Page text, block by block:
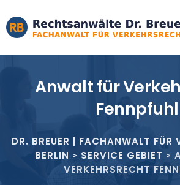
Anwalt für
Fennpfuhl
DR. BREUER | FACHANWALT FÜR
BERLIN > SERVICE GEBIET >
VERKEHRSRECHT